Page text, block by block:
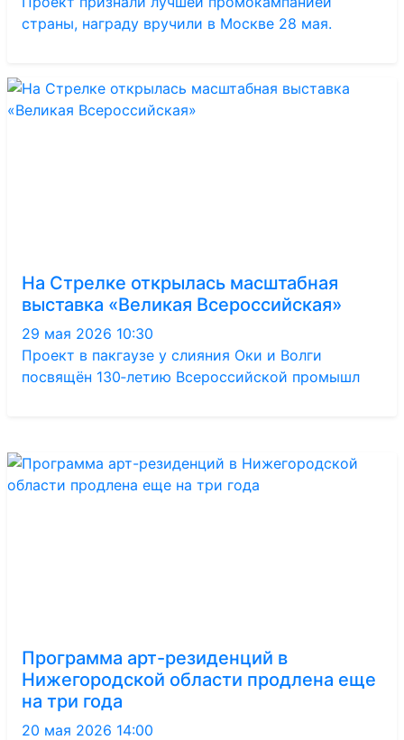
страны, награду вручили в Москве 28 мая.
На Стрелке открылась масштабная
выставка «Великая Всероссийская»
29 мая 2026 10:30
Проект в пакгаузе у слияния Оки и Волги
посвящён 130‑летию Всероссийской промышл
Программа арт-резиденций в
Нижегородской области продлена еще
на три года
20 мая 2026 14:00